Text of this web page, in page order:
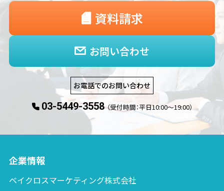
お問い合わせ
資料請求
お電話でのお問い合わせ
03-5449-3558 （受付時間：平日10:00〜19:00）
企業情報
ベイクロスマーケティング株式会社